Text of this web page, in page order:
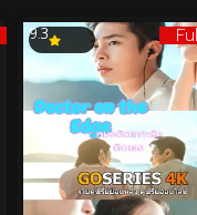
9.3